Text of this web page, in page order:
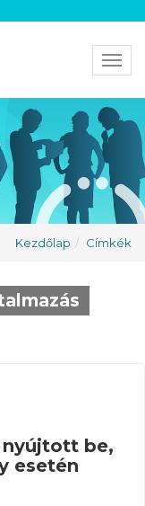
Kezdőlap Címkék
be,
esetén